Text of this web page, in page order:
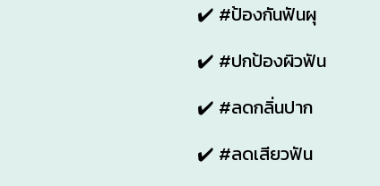
✔️ #ป้องกันฟันผุ
✔️ #ปกป้องผิวฟัน
✔️ #ลดกลิ่นปาก
✔️ #ลดเสียวฟัน